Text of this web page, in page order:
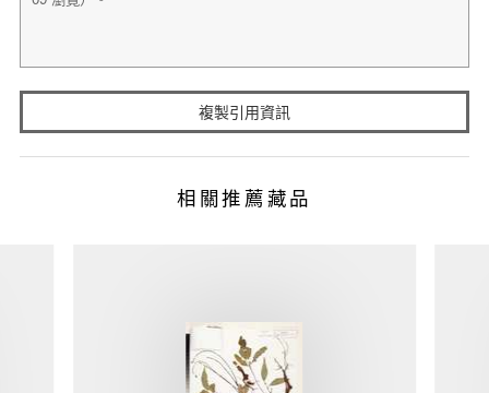
複製引用資訊
相關推薦藏品